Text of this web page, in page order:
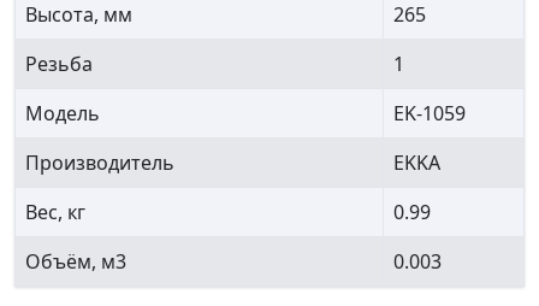
Высота, мм
265
Резьба
1
Модель
EK-1059
Производитель
EKKA
Вес, кг
0.99
Объём, м3
0.003